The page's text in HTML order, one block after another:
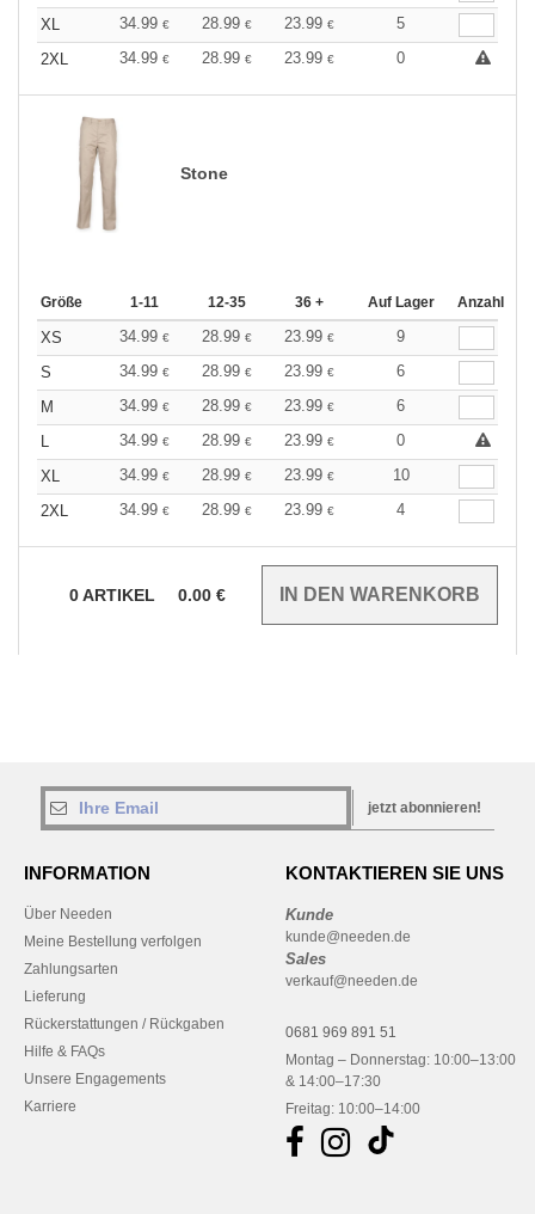
XL
34.99 € 28.99 € 23.99 €
5
2XL
34.99 € 28.99 € 23.99 € 0
Stone
Größe 1-11 12-35 36 + Auf Lager Anzahl
XS 34.99 € 28.99 € 23.99 €
9
S
34.99 € 28.99 € 23.99 €
6
M
34.99 € 28.99 € 23.99 €
6
L
34.99 € 28.99 € 23.99 €
0
XL
34.99 € 28.99 € 23.99 €
10
2XL
34.99 € 28.99 € 23.99 € 4
0ARTIKEL 0.00 €
jetzt abonnieren!
INFORMATION
Über Needen
Meine Bestellung verfolgen
Zahlungsarten
Lieferung
Rückerstattungen / Rückgaben
Hilfe & FAQs
Unsere Engagements
Karriere
KONTAKTIEREN SIE UNS
Kunde
kunde@needen.de
Sales
verkauf@needen.de
0681 969 891 51
Montag – Donnerstag: 10:00–13:00
& 14:00–17:30
Freitag: 10:00–14:00